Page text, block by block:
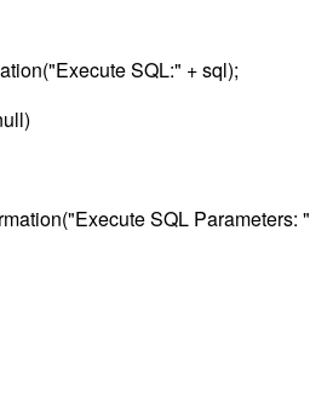
SQL:" + sql);
SQL Parameters: " +